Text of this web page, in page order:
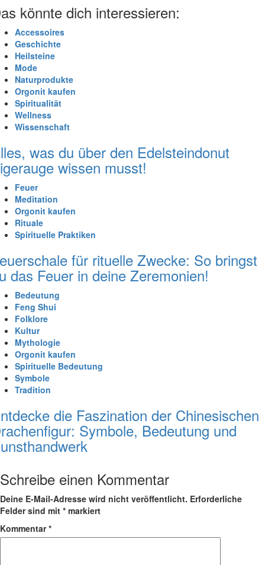
könnte dich interessieren:
Accessoires
Geschichte
Heilsteine
Mode
Naturprodukte
Orgonit kaufen
Spiritualität
Wellness
Wissenschaft
was du über den Edelsteindonut
wissen musst!
Feuer
Meditation
Orgonit kaufen
Rituale
Spirituelle Praktiken
für rituelle Zwecke: So bringst
das Feuer in deine Zeremonien!
Bedeutung
Feng Shui
Folklore
Kultur
Mythologie
Orgonit kaufen
Spirituelle Bedeutung
Symbole
Tradition
die Faszination der Chinesischen
Symbole, Bedeutung und
Schreibe einen Kommentar
Deine E-Mail-Adresse wird nicht veröffentlicht. Erforderliche
Felder sind mit * markiert
Kommentar*